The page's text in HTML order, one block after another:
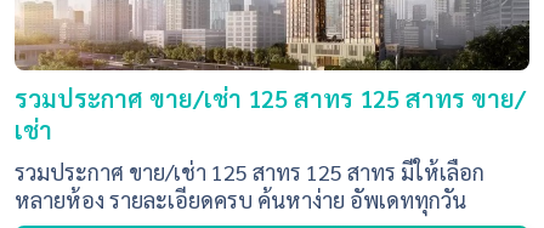
รวมประกาศ ขาย/เช่า 125 สาทร 125 สาทร ขาย/
เช่า
รวมประกาศ ขาย/เช่า 125 สาทร 125 สาทร มีให้เลือก
หลายห้อง รายละเอียดครบ ค้นหาง่าย อัพเดททุกวัน